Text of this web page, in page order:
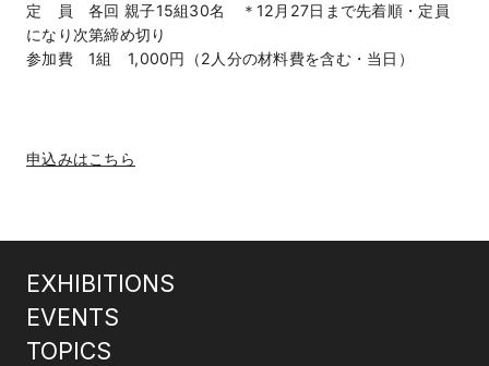
定 員 各回 親子15組30名 ＊12月27日まで先着順・定員
になり次第締め切り
参加費 1組 1,000円（2人分の材料費を含む・当日）
申込みはこちら
EXHIBITIONS
EVENTS
TOPICS